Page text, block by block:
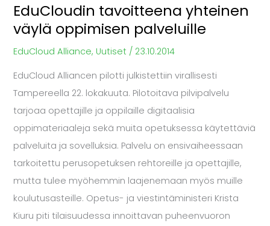
EduCloudin tavoitteena yhteinen
väylä oppimisen palveluille
EduCloud Alliance, Uutiset / 23.10.2014
EduCloud Alliancen pilotti julkistettiin virallisesti
Tampereella 22. lokakuuta. Pilotoitava pilvipalvelu
tarjoaa opettajille ja oppilaille digitaalisia
oppimateriaaleja sekä muita opetuksessa käytettäviä
palveluita ja sovelluksia. Palvelu on ensivaiheessaan
tarkoitettu perusopetuksen rehtoreille ja opettajille,
mutta tulee myöhemmin laajenemaan myös muille
koulutusasteille. Opetus- ja viestintäministeri Krista
Kiuru piti tilaisuudessa innoittavan puheenvuoron
EduCloudin
tavoitteena
yhteinen
oppimisen
palveluille